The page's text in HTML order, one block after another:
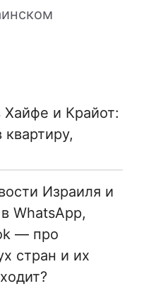
и Крайот:
Израиля и
WhatsApp,
— про
стран и их